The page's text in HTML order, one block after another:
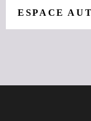
ESPACE